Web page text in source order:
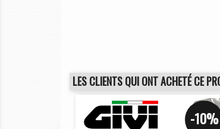
LES CLIENTS QUI ONT ACHETÉ CE
-10%